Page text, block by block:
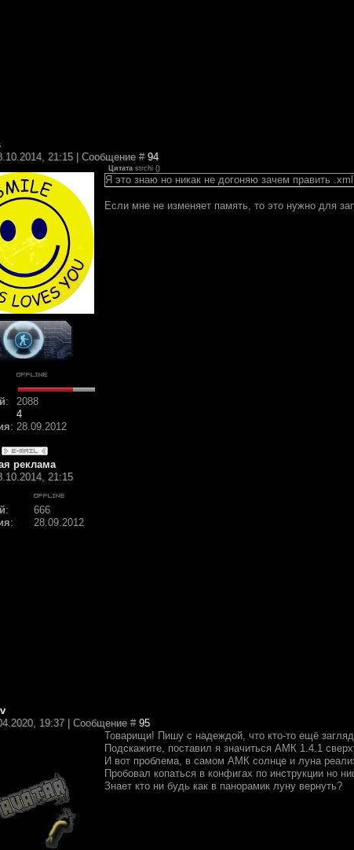
21:15 | Сообщение # 94
:
2088
4
: 28.09.2012
Цитата strchi ()
Я это знаю но никак не догоняю зачем править
Если мне не изменяет память, то это нужно для
реклама
21:15
:
666
: 28.09.2012
19:37 | Сообщение # 95
Товарищи! Пишу с надеждой, что кто-то ещё
Подскажите, поставил я значиться АМК 1.4.1
И вот проблема, в самом АМК солнце и луна
Пробовал копаться в конфигах по инструкции но
Знает кто ни будь как в панорамик луну вернуть?